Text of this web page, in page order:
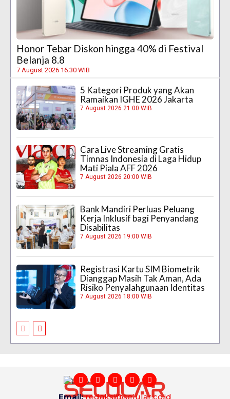
Honor Tebar Diskon hingga 40% di Festival
Belanja 8.8
7 August 2026 16:30 WIB
5 Kategori Produk yang Akan
Ramaikan IGHE 2026 Jakarta
7 August 2026 21:00 WIB
Cara Live Streaming Gratis
Timnas Indonesia di Laga Hidup
Mati Piala AFF 2026
7 August 2026 20:00 WIB
Bank Mandiri Perluas Peluang
Kerja Inklusif bagi Penyandang
Disabilitas
7 August 2026 19:00 WIB
Registrasi Kartu SIM Biometrik
Dianggap Masih Tak Aman, Ada
Risiko Penyalahgunaan Identitas
7 August 2026 18:00 WIB
Email:redaksi@selular.co.id